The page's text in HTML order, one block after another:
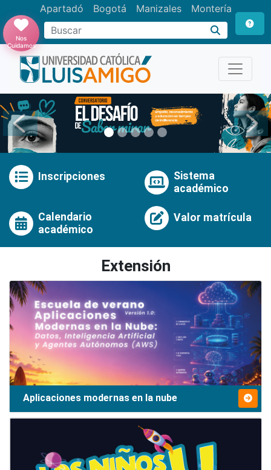
Apartadó Bogotá Manizales Montería
Buscar
Nos
Cuidamos
Anterior
Inscripciones
Sistema
académico
Calendario
académico
Valor matrícula
Extensión
Aplicaciones modernas en la nube